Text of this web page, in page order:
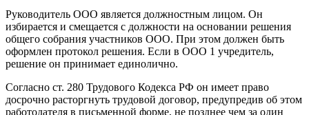
Руководитель ООО является должностным лицом. Он
избирается и смещается с должности на основании решения
общего собрания участников ООО. При этом должен быть
оформлен протокол решения. Если в ООО 1 учредитель,
решение он принимает единолично.
Согласно ст. 280 Трудового Кодекса РФ он имеет право
досрочно расторгнуть трудовой договор, предупредив об этом
работодателя в письменной форме, не позднее чем за один